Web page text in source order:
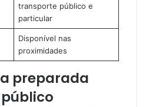
transporte público e
particular
Disponível nas
proximidades
preparada